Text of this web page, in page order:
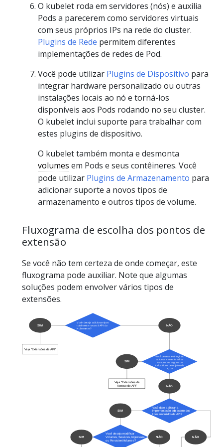
O kubelet roda em servidores (nós) e auxilia
Pods a parecerem como servidores virtuais
com seus próprios IPs na rede do cluster.
Plugins de Rede permitem diferentes
implementações de redes de Pod.
Você pode utilizar Plugins de Dispositivo para
integrar hardware personalizado ou outras
instalações locais ao nó e torná-los
disponíveis aos Pods rodando no seu cluster.
O kubelet inclui suporte para trabalhar com
estes plugins de dispositivo.
O kubelet também monta e desmonta
volumes em Pods e seus contêineres. Você
pode utilizar Plugins de Armazenamento para
adicionar suporte a novos tipos de
armazenamento e outros tipos de volume.
Fluxograma de escolha dos pontos de
extensão
Se você não tem certeza de onde começar, este
fluxograma pode auxiliar. Note que algumas
soluções podem envolver vários tipos de
extensões.